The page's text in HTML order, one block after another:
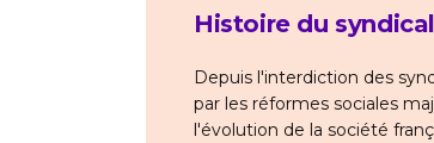
Histoire du
Depuis l'interdiction des
par les réformes sociales
l'évolution de la société